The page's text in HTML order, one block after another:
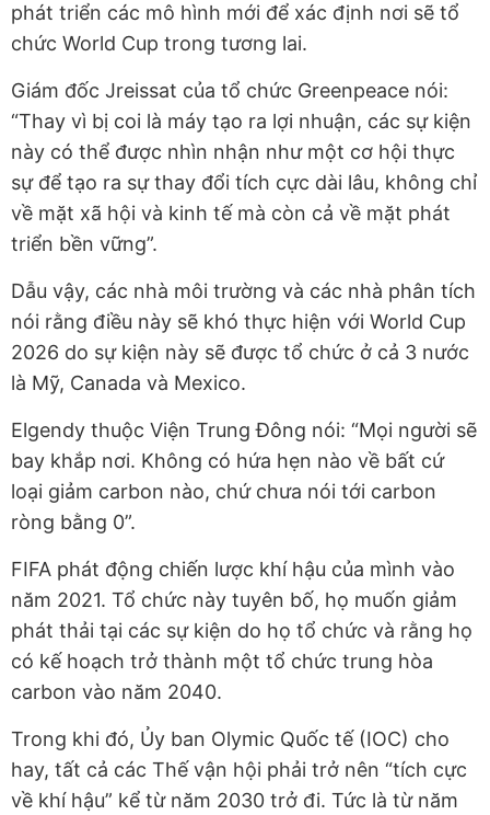
phát triển các mô hình mới để xác định nơi sẽ tổ
chức World Cup trong tương lai.
Giám đốc Jreissat của tổ chức Greenpeace nói:
“Thay vì bị coi là máy tạo ra lợi nhuận, các sự kiện
này có thể được nhìn nhận như một cơ hội thực
sự để tạo ra sự thay đổi tích cực dài lâu, không chỉ
về mặt xã hội và kinh tế mà còn cả về mặt phát
triển bền vững”.
Dẫu vậy, các nhà môi trường và các nhà phân tích
nói rằng điều này sẽ khó thực hiện với World Cup
2026 do sự kiện này sẽ được tổ chức ở cả 3 nước
là Mỹ, Canada và Mexico.
Elgendy thuộc Viện Trung Đông nói: “Mọi người sẽ
bay khắp nơi. Không có hứa hẹn nào về bất cứ
loại giảm carbon nào, chứ chưa nói tới carbon
ròng bằng 0”.
FIFA phát động chiến lược khí hậu của mình vào
năm 2021. Tổ chức này tuyên bố, họ muốn giảm
phát thải tại các sự kiện do họ tổ chức và rằng họ
có kế hoạch trở thành một tổ chức trung hòa
carbon vào năm 2040.
Trong khi đó, Ủy ban Olymic Quốc tế (IOC) cho
hay, tất cả các Thế vận hội phải trở nên “tích cực
về khí hậu” kể từ năm 2030 trở đi. Tức là từ năm